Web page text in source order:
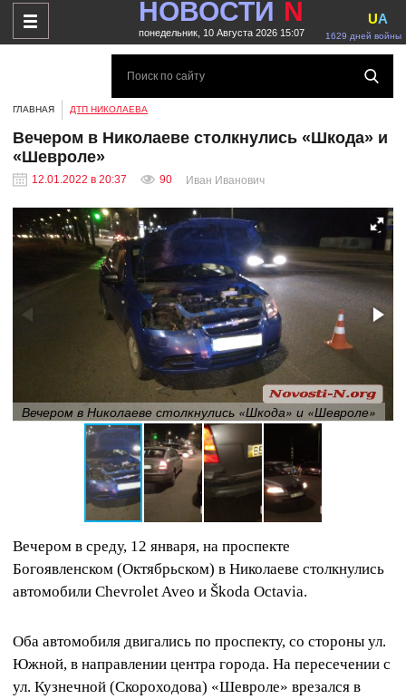
НОВОСТИ N
понедельник, 10 Августа 2026 15:07 1629 дней войны
UA
ГЛАВНАЯ ДТП НИКОЛАЕВА
Вечером в Николаеве столкнулись «Шкода» и
«Шевроле»
12.01.2022 в 20:37 90 Иван Иванович
Вечером в Николаеве столкнулись «Шкода» и «Шевроле»
Вечером в среду, 12 января, на проспекте
Богоявленском (Октябрьском) в Николаеве столкнулись
автомобили Chevrolet Aveo и Škoda Octavia.
Оба автомобиля двигались по проспекту, со стороны ул.
Южной, в направлении центра города. На пересечении с
ул. Кузнечной (Скороходова) «Шевроле» врезался в